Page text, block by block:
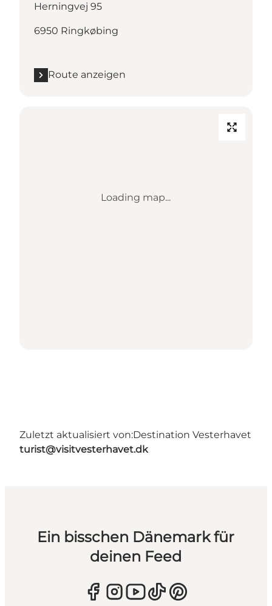
Herningvej 95
6950 Ringkøbing
Route anzeigen
Loading map...
Zuletzt aktualisiert von:Destination Vesterhavet
turist@visitvesterhavet.dk
Ein bisschen Dänemark für
deinen Feed